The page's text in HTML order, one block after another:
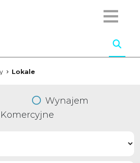
Lokale
Wynajem
Komercyjne